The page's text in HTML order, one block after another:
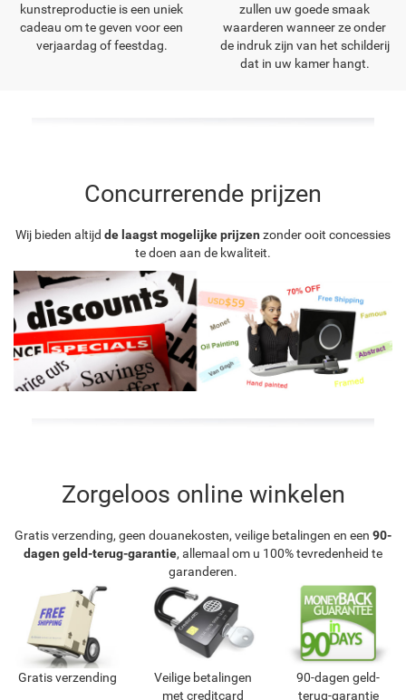
kunstreproductie is een uniek
cadeau om te geven voor een
verjaardag of feestdag.
zullen uw goede smaak
waarderen wanneer ze onder
de indruk zijn van het schilderij
dat in uw kamer hangt.
Concurrerende prijzen
Wij bieden altijd de laagst mogelijke prijzen zonder ooit concessies
te doen aan de kwaliteit.
Zorgeloos online winkelen
Gratis verzending, geen douanekosten, veilige betalingen en een 90-
dagen geld-terug-garantie, allemaal om u 100% tevredenheid te
garanderen.
Gratis verzending
Veilige betalingen
met creditcard
90-dagen geld-
terug-garantie